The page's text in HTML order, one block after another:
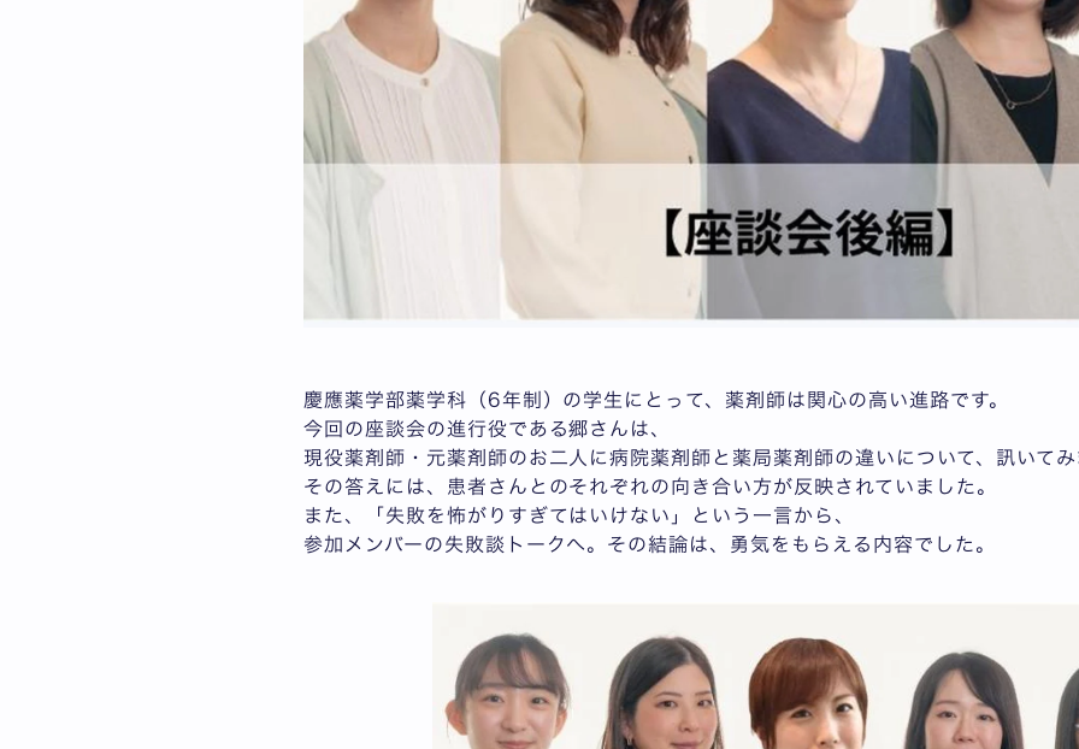
慶應薬学部薬学科（6年制）の学生にとって、薬剤師は関心の高い進路です。
今回の座談会の進行役である郷さんは、
現役薬剤師・元薬剤師のお二人に病院薬剤師と薬局薬剤師の違いについて、訊いて
その答えには、患者さんとのそれぞれの向き合い方が反映されていました。
また、「失敗を怖がりすぎてはいけない」という一言から、
参加メンバーの失敗談トークへ。その結論は、勇気をもらえる内容でした。